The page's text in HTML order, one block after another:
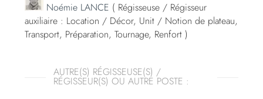
Noémie LANCE ( Régisseuse / Régisseur
auxiliaire : Location / Décor, Unit / Notion de plateau,
Transport, Préparation, Tournage, Renfort )
AUTRE(S) RÉGISSEUSE(S) /
RÉGISSEUR(S) OU AUTRE POSTE :